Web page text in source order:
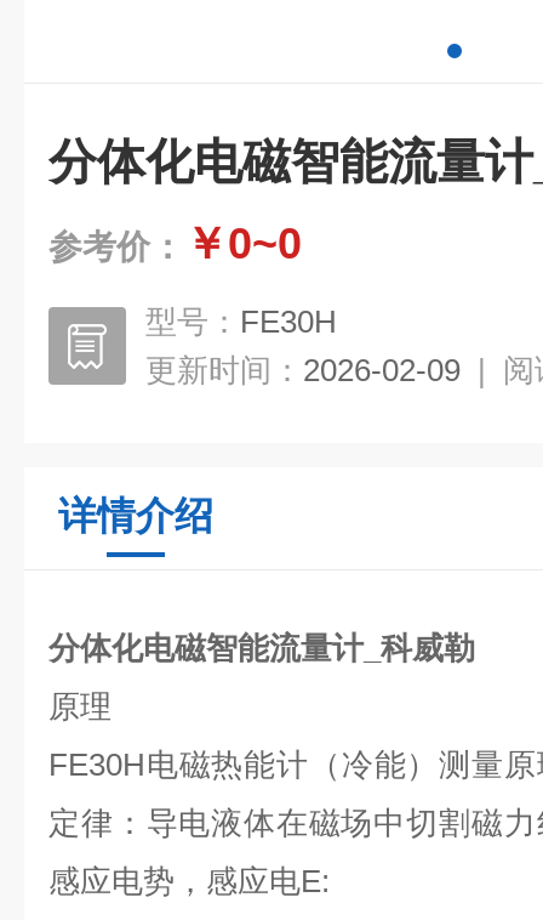
分体化电磁智能流量
参考价： ￥0~0
型号： FE30H
更新时间： 2026-02-09 | 阅
详情介绍
分体化电磁智能流量计_科威勒
原理
FE30H电磁热能计（冷能）测量
定律：导电液体在磁场中切割磁
感应电势，感应电E: